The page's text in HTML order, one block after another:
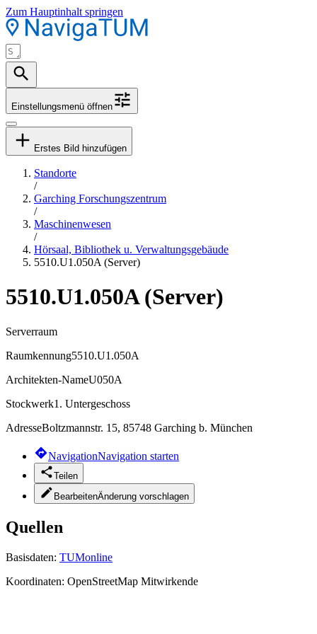
Zum Hauptinhalt springen
Einstellungsmenü öffnen
Erstes Bild hinzufügen
Standorte
/
Garching Forschungszentrum
/
Maschinenwesen
/
Hörsaal, Bibliothek u. Verwaltungsgebäude
5510.U1.050A (Server)
5510.U1.050A (Server)
Serverraum
Raumkennung5510.U1.050A
Architekten-NameU050A
Stockwerk1. Untergeschoss
AdresseBoltzmannstr. 15, 85748 Garching b. München
NavigationNavigation starten
Teilen
BearbeitenÄnderung vorschlagen
Quellen
Basisdaten: TUMonline
Koordinaten: OpenStreetMap Mitwirkende